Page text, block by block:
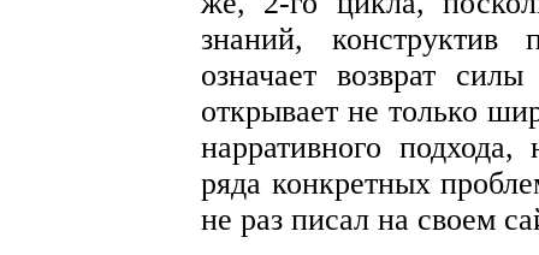
знаний, конструктив
означает возврат
открывает не только
нарративного
ряда конкретных
не раз писал на своем